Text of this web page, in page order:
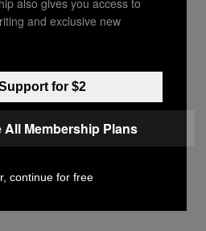
nombre.
and exclusive new
for $2
All Membership Plans
continue for free